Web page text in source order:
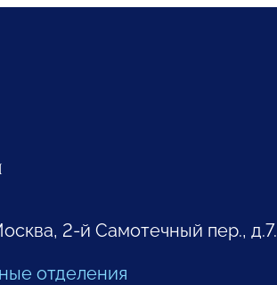
2-й Самотечный пер., д.7.
отделения